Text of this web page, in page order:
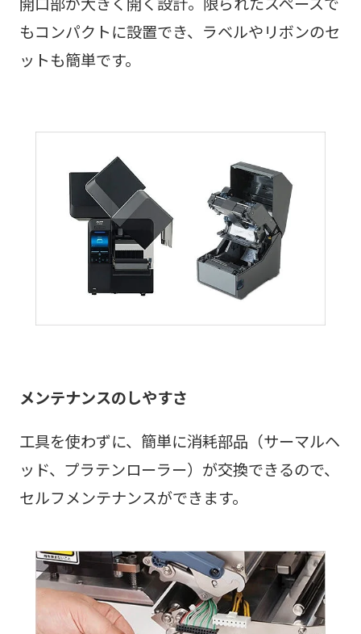
もコンパクトに設置でき、ラベルやリボンのセ
ットも簡単です。
メンテナンスのしやすさ
工具を使わずに、簡単に消耗部品（サーマルヘ
ッド、プラテンローラー）が交換できるので、
セルフメンテナンスができます。